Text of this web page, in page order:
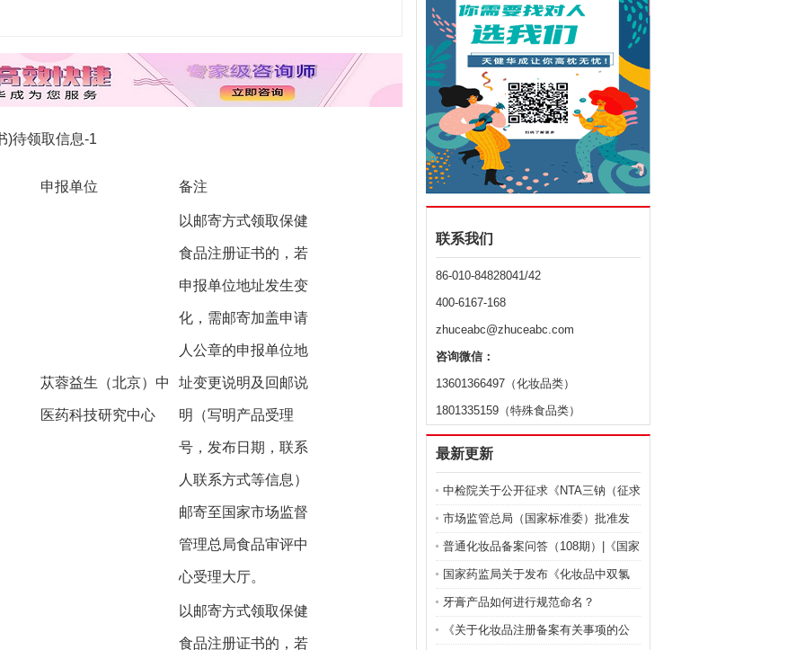
)待领取信息-1
申报单位 备注
苁蓉益生（北京）中
医药科技研究中心
以邮寄方式领取保健
食品注册证书的，若
申报单位地址发生变
化，需邮寄加盖申请
人公章的申报单位地
址变更说明及回邮说
明（写明产品受理
号，发布日期，联系
人联系方式等信息）
邮寄至国家市场监督
管理总局食品审评中
心受理大厅。
以邮寄方式领取保健
食品注册证书的，若
联系我们
86-010-84828041/42
400-6167-168
zhuceabc@zhuceabc.com
咨询微信：
13601366497（化妆品类）
1801335159（特殊食品类）
最新更新
中检院关于公开征求《NTA三钠（征求
意见稿）》等9项化妆品标准意见的通
知
市场监管总局（国家标准委）批准发
布化妆品强制性国家标准《化妆品 安
全通用要求》及官方解读
普通化妆品备案问答（108期）|《国家
药监局关于化妆品注册备案有关事项
的公告》问答
国家药监局关于发布《化妆品中双氯
芬酸钠的测定》等2项化妆品补充检验
方法的公告（2026年第72号）
牙膏产品如何进行规范命名？
《关于化妆品注册备案有关事项的公